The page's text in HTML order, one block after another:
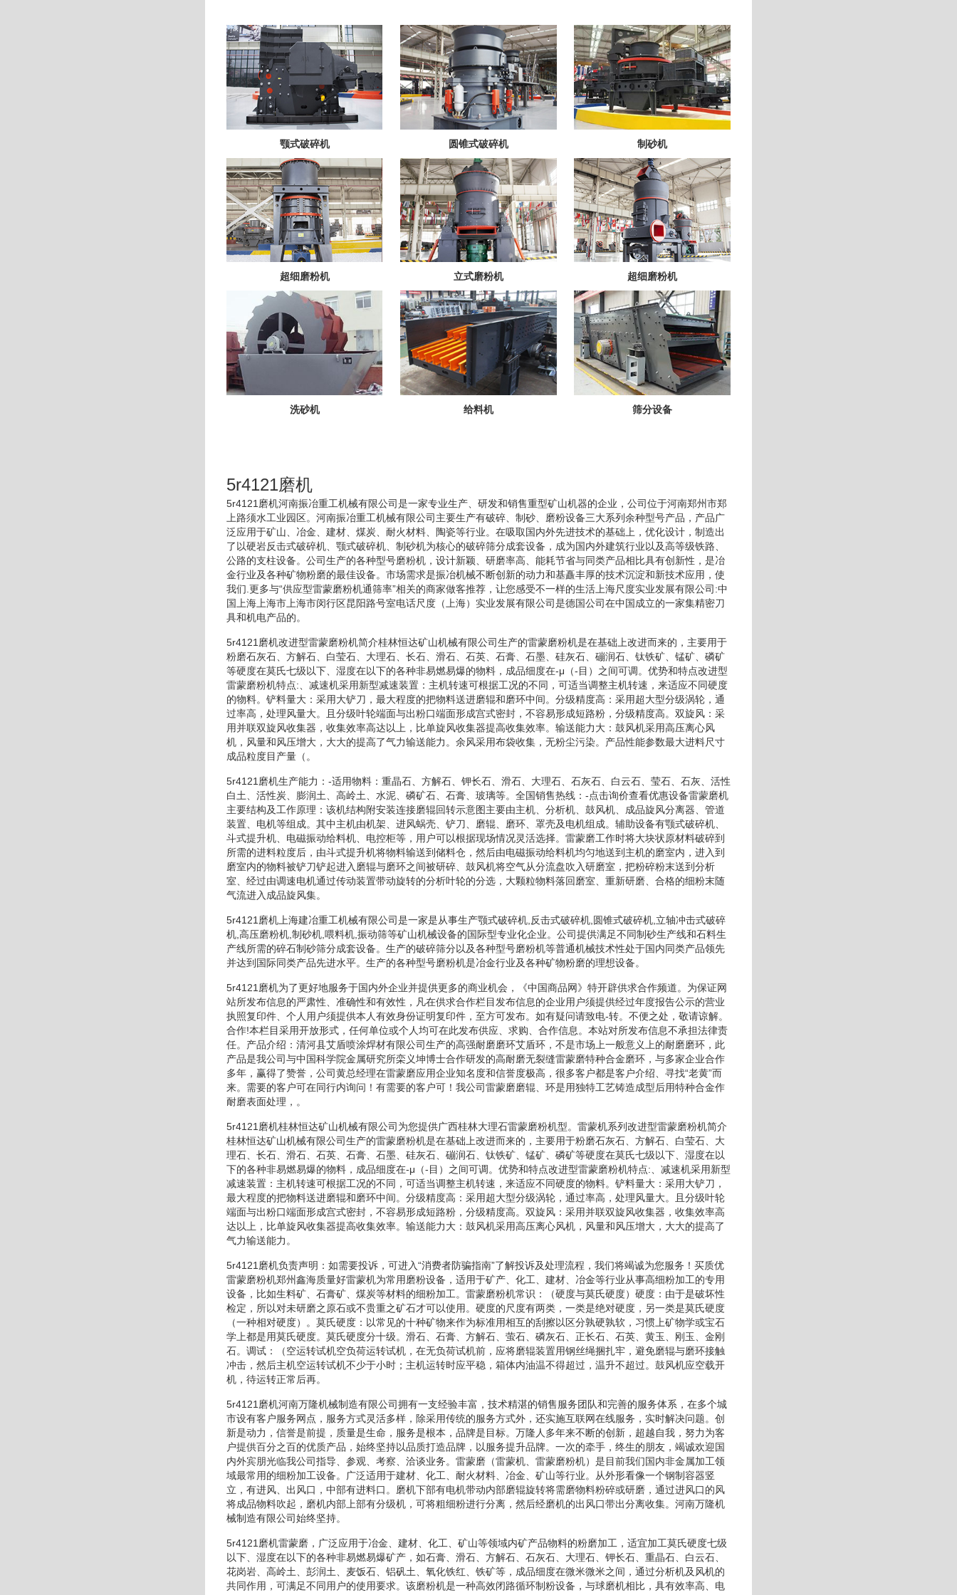
颚式破碎机 圆锥式破碎机 制砂机
超细磨粉机 立式磨粉机 超细磨粉机
洗砂机 给料机 筛分设备
5r4121磨机
5r4121磨机河南振冶重工机械有限公司是一家专业生产、研发和销售重型矿山机器的企业，公司位于河南郑州市郑
上路须水工业园区。河南振冶重工机械有限公司主要生产有破碎、制砂、磨粉设备三大系列余种型号产品，产品广
泛应用于矿山、冶金、建材、煤炭、耐火材料、陶瓷等行业。在吸取国内外先进技术的基础上，优化设计，制造出
了以硬岩反击式破碎机、颚式破碎机、制砂机为核心的破碎筛分成套设备，成为国内外建筑行业以及高等级铁路、
公路的支柱设备。公司生产的各种型号磨粉机，设计新颖、研磨率高、能耗节省与同类产品相比具有创新性，是冶
金行业及各种矿物粉磨的最佳设备。市场需求是振冶机械不断创新的动力和基矗丰厚的技术沉淀和新技术应用，使
我们.更多与“供应型雷蒙磨粉机通筛率”相关的商家做客推荐，让您感受不一样的生活上海尺度实业发展有限公司:中
国上海上海市上海市闵行区昆阳路号室电话尺度（上海）实业发展有限公司是德国公司在中国成立的一家集精密刀
具和机电产品的。
5r4121磨机改进型雷蒙磨粉机简介桂林恒达矿山机械有限公司生产的雷蒙磨粉机是在基础上改进而来的，主要用于
粉磨石灰石、方解石、白莹石、大理石、长石、滑石、石英、石膏、石墨、硅灰石、磞润石、钛铁矿、锰矿、磷矿
等硬度在莫氏七级以下、湿度在以下的各种非易燃易爆的物料，成品细度在-μ（-目）之间可调。优势和特点改进型
雷蒙磨粉机特点:、减速机采用新型减速装置：主机转速可根据工况的不同，可适当调整主机转速，来适应不同硬度
的物料。铲料量大：采用大铲刀，最大程度的把物料送进磨辊和磨环中间。分级精度高：采用超大型分级涡轮，通
过率高，处理风量大。且分级叶轮端面与出粉口端面形成宫式密封，不容易形成短路粉，分级精度高。双旋风：采
用并联双旋风收集器，收集效率高达以上，比单旋风收集器提高收集效率。输送能力大：鼓风机采用高压离心风
机，风量和风压增大，大大的提高了气力输送能力。余风采用布袋收集，无粉尘污染。产品性能参数最大进料尺寸
成品粒度目产量（。
5r4121磨机生产能力：-适用物料：重晶石、方解石、钾长石、滑石、大理石、石灰石、白云石、莹石、石灰、活性
白土、活性炭、膨润土、高岭土、水泥、磷矿石、石膏、玻璃等。全国销售热线：-点击询价查看优惠设备雷蒙磨机
主要结构及工作原理：该机结构附安装连接磨辊回转示意图主要由主机、分析机、鼓风机、成品旋风分离器、管道
装置、电机等组成。其中主机由机架、进风蜗壳、铲刀、磨辊、磨环、罩壳及电机组成。辅助设备有颚式破碎机、
斗式提升机、电磁振动给料机、电控柜等，用户可以根据现场情况灵活选择。雷蒙磨工作时将大块状原材料破碎到
所需的进料粒度后，由斗式提升机将物料输送到储料仓，然后由电磁振动给料机均匀地送到主机的磨室内，进入到
磨室内的物料被铲刀铲起进入磨辊与磨环之间被研碎、鼓风机将空气从分流盘吹入研磨室，把粉碎粉末送到分析
室、经过由调速电机通过传动装置带动旋转的分析叶轮的分选，大颗粒物料落回磨室、重新研磨、合格的细粉末随
气流进入成品旋风集。
5r4121磨机上海建冶重工机械有限公司是一家是从事生产颚式破碎机,反击式破碎机,圆锥式破碎机,立轴冲击式破碎
机,高压磨粉机,制砂机,喂料机,振动筛等矿山机械设备的国际型专业化企业。公司提供满足不同制砂生产线和石料生
产线所需的碎石制砂筛分成套设备。生产的破碎筛分以及各种型号磨粉机等普通机械技术性处于国内同类产品领先
并达到国际同类产品先进水平。生产的各种型号磨粉机是冶金行业及各种矿物粉磨的理想设备。
5r4121磨机为了更好地服务于国内外企业并提供更多的商业机会，《中国商品网》特开辟供求合作频道。为保证网
站所发布信息的严肃性、准确性和有效性，凡在供求合作栏目发布信息的企业用户须提供经过年度报告公示的营业
执照复印件、个人用户须提供本人有效身份证明复印件，至方可发布。如有疑问请致电-转。不便之处，敬请谅解。
合作!本栏目采用开放形式，任何单位或个人均可在此发布供应、求购、合作信息。本站对所发布信息不承担法律责
任。产品介绍：清河县艾盾喷涂焊材有限公司生产的高强耐磨磨环艾盾环，不是市场上一般意义上的耐磨磨环，此
产品是我公司与中国科学院金属研究所栾义坤博士合作研发的高耐磨无裂缝雷蒙磨特种合金磨环，与多家企业合作
多年，赢得了赞誉，公司黄总经理在雷蒙磨应用企业知名度和信誉度极高，很多客户都是客户介绍、寻找“老黄”而
来。需要的客户可在同行内询问！有需要的客户可！我公司雷蒙磨磨辊、环是用独特工艺铸造成型后用特种合金作
耐磨表面处理，。
5r4121磨机桂林恒达矿山机械有限公司为您提供广西桂林大理石雷蒙磨粉机型。雷蒙机系列改进型雷蒙磨粉机简介
桂林恒达矿山机械有限公司生产的雷蒙磨粉机是在基础上改进而来的，主要用于粉磨石灰石、方解石、白莹石、大
理石、长石、滑石、石英、石膏、石墨、硅灰石、磞润石、钛铁矿、锰矿、磷矿等硬度在莫氏七级以下、湿度在以
下的各种非易燃易爆的物料，成品细度在-μ（-目）之间可调。优势和特点改进型雷蒙磨粉机特点:、减速机采用新型
减速装置：主机转速可根据工况的不同，可适当调整主机转速，来适应不同硬度的物料。铲料量大：采用大铲刀，
最大程度的把物料送进磨辊和磨环中间。分级精度高：采用超大型分级涡轮，通过率高，处理风量大。且分级叶轮
端面与出粉口端面形成宫式密封，不容易形成短路粉，分级精度高。双旋风：采用并联双旋风收集器，收集效率高
达以上，比单旋风收集器提高收集效率。输送能力大：鼓风机采用高压离心风机，风量和风压增大，大大的提高了
气力输送能力。
5r4121磨机负责声明：如需要投诉，可进入“消费者防骗指南”了解投诉及处理流程，我们将竭诚为您服务！买质优
雷蒙磨粉机郑州鑫海质量好雷蒙机为常用磨粉设备，适用于矿产、化工、建材、冶金等行业从事高细粉加工的专用
设备，比如生料矿、石膏矿、煤炭等材料的细粉加工。雷蒙磨粉机常识：（硬度与莫氏硬度）硬度：由于是破坏性
检定，所以对未研磨之原石或不贵重之矿石才可以使用。硬度的尺度有两类，一类是绝对硬度，另一类是莫氏硬度
（一种相对硬度）。莫氏硬度：以常见的十种矿物来作为标准用相互的刮擦以区分孰硬孰软，习惯上矿物学或宝石
学上都是用莫氏硬度。莫氏硬度分十级。滑石、石膏、方解石、萤石、磷灰石、正长石、石英、黄玉、刚玉、金刚
石。调试：（空运转试机空负荷运转试机，在无负荷试机前，应将磨辊装置用钢丝绳捆扎牢，避免磨辊与磨环接触
冲击，然后主机空运转试机不少于小时；主机运转时应平稳，箱体内油温不得超过，温升不超过。鼓风机应空载开
机，待运转正常后再。
5r4121磨机河南万隆机械制造有限公司拥有一支经验丰富，技术精湛的销售服务团队和完善的服务体系，在多个城
市设有客户服务网点，服务方式灵活多样，除采用传统的服务方式外，还实施互联网在线服务，实时解决问题。创
新是动力，信誉是前提，质量是生命，服务是根本，品牌是目标。万隆人多年来不断的创新，超越自我，努力为客
户提供百分之百的优质产品，始终坚持以品质打造品牌，以服务提升品牌。一次的牵手，终生的朋友，竭诚欢迎国
内外宾朋光临我公司指导、参观、考察、洽谈业务。雷蒙磨（雷蒙机、雷蒙磨粉机）是目前我们国内非金属加工领
域最常用的细粉加工设备。广泛适用于建材、化工、耐火材料、冶金、矿山等行业。从外形看像一个钢制容器竖
立，有进风、出风口，中部有进料口。磨机下部有电机带动内部磨辊旋转将需磨物料粉碎或研磨，通过进风口的风
将成品物料吹起，磨机内部上部有分级机，可将粗细粉进行分离，然后经磨机的出风口带出分离收集。河南万隆机
械制造有限公司始终坚持。
5r4121磨机雷蒙磨，广泛应用于冶金、建材、化工、矿山等领域内矿产品物料的粉磨加工，适宜加工莫氏硬度七级
以下、湿度在以下的各种非易燃易爆矿产，如石膏、滑石、方解石、石灰石、大理石、钾长石、重晶石、白云石、
花岗岩、高岭土、彭润土、麦饭石、铝矾土、氧化铁红、铁矿等，成品细度在微米微米之间，通过分析机及风机的
共同作用，可满足不同用户的使用要求。该磨粉机是一种高效闭路循环制粉设备，与球磨机相比，具有效率高、电